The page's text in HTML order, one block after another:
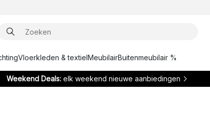
Vloerkleden & textielMeubilairBuitenmeubilair %
Weekend Deals: elk weekend nieuwe aanbiedingen